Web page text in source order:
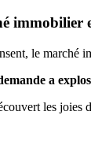
immobilier
le marché
a
les joies